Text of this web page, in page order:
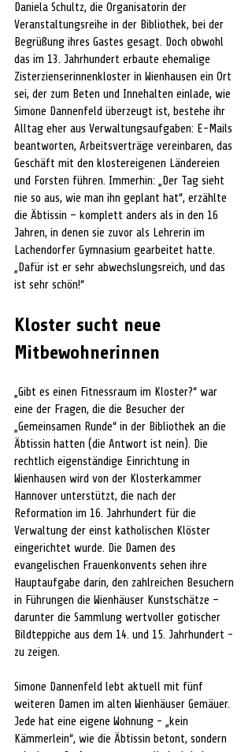
Daniela Schultz, die Organisatorin der
Veranstaltungsreihe in der Bibliothek, bei der
Begrüßung ihres Gastes gesagt. Doch obwohl
das im 13. Jahrhundert erbaute ehemalige
Zisterzienserinnenkloster in Wienhausen ein Ort
sei, der zum Beten und Innehalten einlade, wie
Simone Dannenfeld überzeugt ist, bestehe ihr
Alltag eher aus Verwaltungsaufgaben: E-Mails
beantworten, Arbeitsverträge vereinbaren, das
Geschäft mit den klostereigenen Ländereien
und Forsten führen. Immerhin: „Der Tag sieht
nie so aus, wie man ihn geplant hat“, erzählte
die Äbtissin – komplett anders als in den 16
Jahren, in denen sie zuvor als Lehrerin im
Lachendorfer Gymnasium gearbeitet hatte.
„Dafür ist er sehr abwechslungsreich, und das
ist sehr schön!“
Kloster sucht neue
Mitbewohnerinnen
„Gibt es einen Fitnessraum im Kloster?“ war
eine der Fragen, die die Besucher der
„Gemeinsamen Runde“ in der Bibliothek an die
Äbtissin hatten (die Antwort ist nein). Die
rechtlich eigenständige Einrichtung in
Wienhausen wird von der Klosterkammer
Hannover unterstützt, die nach der
Reformation im 16. Jahrhundert für die
Verwaltung der einst katholischen Klöster
eingerichtet wurde. Die Damen des
evangelischen Frauenkonvents sehen ihre
Hauptaufgabe darin, den zahlreichen Besuchern
in Führungen die Wienhäuser Kunstschätze –
darunter die Sammlung wertvoller gotischer
Bildteppiche aus dem 14. und 15. Jahrhundert -
zu zeigen.
Simone Dannenfeld lebt aktuell mit fünf
weiteren Damen im alten Wienhäuser Gemäuer.
Jede hat eine eigene Wohnung - „kein
Kämmerlein“, wie die Äbtissin betont, sondern